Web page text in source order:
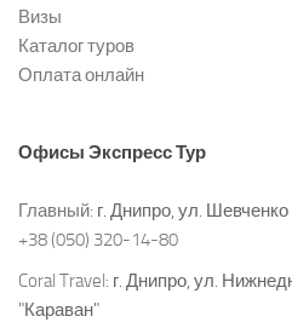
Визы
Каталог туров
Оплата онлайн
Офисы Экспресс Тур
Главный: г. Днипро, ул. Шевченко
+38 (050) 320-14-80
Coral Travel: г. Днипро, ул.
"Караван"